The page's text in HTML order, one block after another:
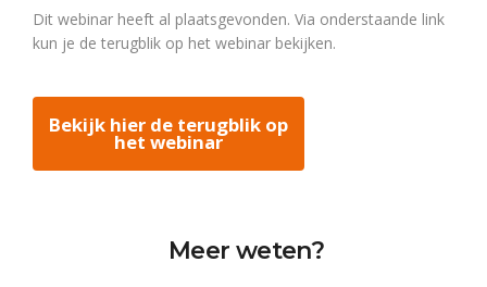
Dit webinar heeft al plaatsgevonden. Via onderstaande link
kun je de terugblik op het webinar bekijken.
Bekijk hier de terugblik op
het webinar
Meer weten?